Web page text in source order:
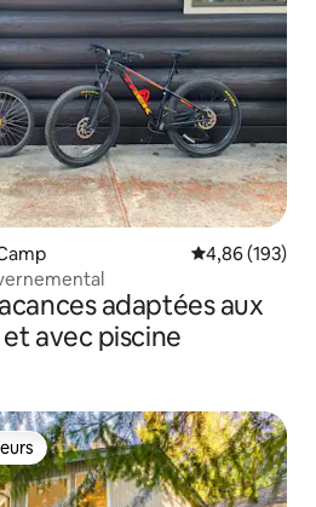
Évaluation
4,86 (193)
adaptées aux
avec piscine
les plus appréciés